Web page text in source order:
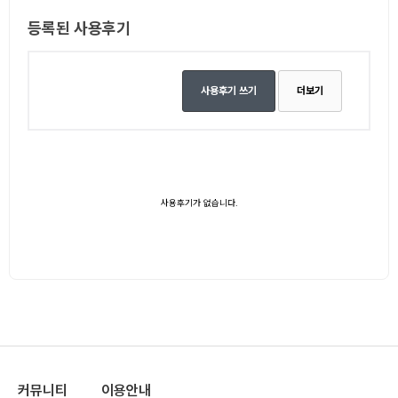
등록된 사용후기
사용후기 쓰기 더보기
사용후기가 없습니다.
커뮤니티 이용안내